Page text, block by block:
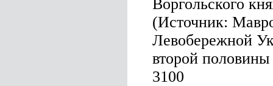
Воргольского
(Источник:
Левобережной
второй
3100